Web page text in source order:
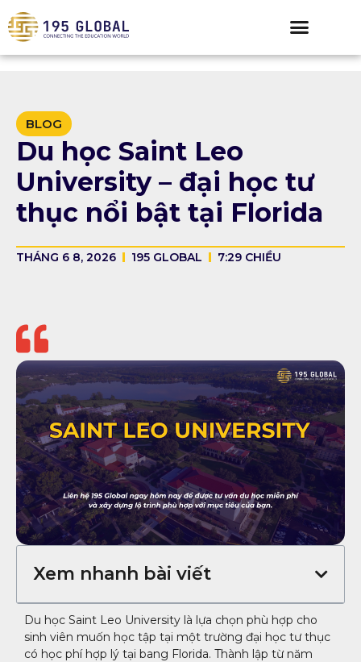
BLOG
Du học Saint Leo
University – đại học tư
thục nổi bật tại Florida
THÁNG 6 8, 2026 195 GLOBAL 7:29 CHIỀU
Xem nhanh bài viết
Du học Saint Leo University là lựa chọn phù hợp cho
sinh viên muốn học tập tại một trường đại học tư thục
có học phí hợp lý tại bang Florida. Thành lập từ năm